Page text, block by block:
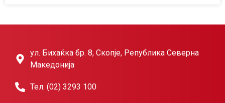
ул. Бихаќка бр. 8, Скопје, Република Северна
Македонија
Тел. (02) 3293 100